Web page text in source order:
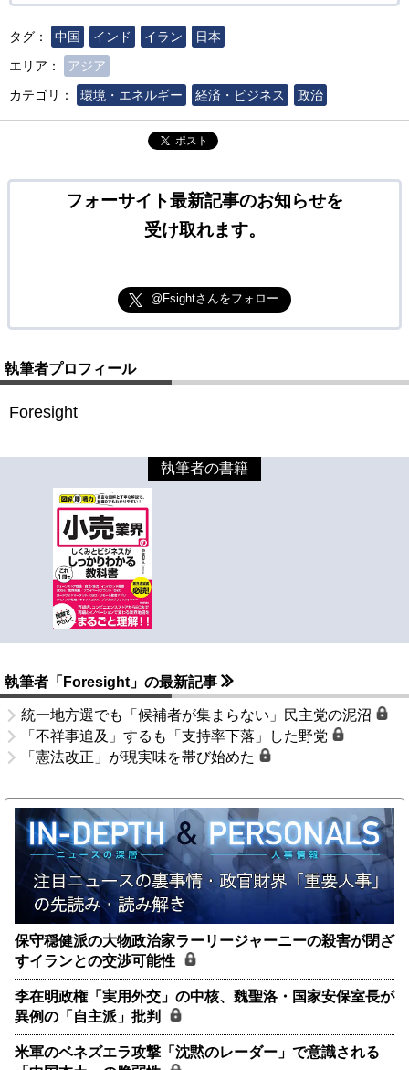
タグ： 中国 インド イラン
日本
エリア：
アジア
カテゴリ：
環境・エネルギー 経済・ビジネス 政治
ポスト
フォーサイト最新記事のお知らせを
受け取れます。
@Fsightさんをフォロー
執筆者プロフィール
Foresight
執筆者の書籍
執筆者「Foresight」の最新記事
統一地方選でも「候補者が集まらない」民主党の泥沼
「不祥事追及」するも「支持率下落」した野党
「憲法改正」が現実味を帯び始めた
保守穏健派の大物政治家ラーリージャーニーの殺害が閉ざ
すイランとの交渉可能性
李在明政権「実用外交」の中核、魏聖洛・国家安保室長が
異例の「自主派」批判
米軍のベネズエラ攻撃「沈黙のレーダー」で意識される